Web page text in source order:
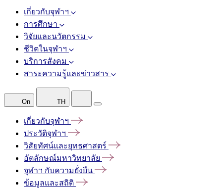
เกี่ยวกับจุฬาฯ
การศึกษา
วิจัยและนวัตกรรม
ชีวิตในจุฬาฯ
บริการสังคม
สาระความรู้และข่าวสาร
On TH
เกี่ยวกับจุฬาฯ
ประวัติจุฬาฯ
วิสัยทัศน์และยุทธศาสตร์
อัตลักษณ์มหาวิทยาลัย
จุฬาฯ กับความยั่งยืน
ข้อมูลและสถิติ